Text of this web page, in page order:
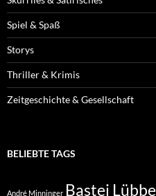
Spiel & Spaß
Storys
Thriller & Krimis
Zeitgeschichte & Gesellschaft
BELIEBTE TAGS
André Minninger Bastei Lübbe